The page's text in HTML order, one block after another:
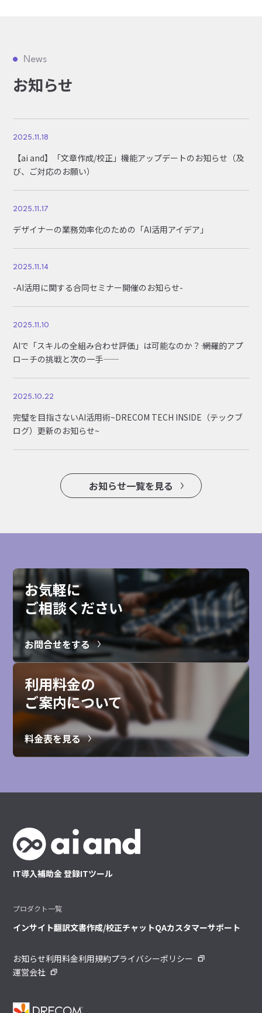
News
お知らせ
2025.11.18
【ai and】「文章作成/校正」機能アップデートのお知らせ（及
び、ご対応のお願い）
2025.11.17
デザイナーの業務効率化のための「AI活用アイデア」
2025.11.14
-AI活用に関する合同セミナー開催のお知らせ-
2025.11.10
AIで「スキルの全組み合わせ評価」は可能なのか？―― 網羅的アプ
ローチの挑戦と次の一手――
2025.10.22
完璧を目指さないAI活用術~DRECOM TECH INSIDE（テックブ
ログ）更新のお知らせ~
お知らせ一覧を見る
お気軽に
ご相談ください
お問合せをする
利用料金の
ご案内について
料金表を見る
IT導入補助金 登録ITツール
プロダクト一覧
インサイト翻訳文書作成/校正チャットQAカスタマーサポート
お知らせ利用料金利用規約プライバシーポリシー
運営会社